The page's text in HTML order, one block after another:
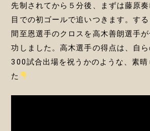
先制されてから５分後、まずは藤原
目での初ゴールで追いつきます。す
間至恩選手のクロスを高木善朗選手
功しました。高木選手の得点は、自
300試合出場を祝うかのような、素晴
た